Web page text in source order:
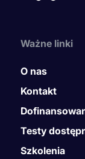
Ważne linki
O nas
Kontakt
Testy
Szkolenia